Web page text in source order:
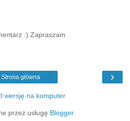
:) Zapraszam
›
Strona główna
wersję na komputer
przez usługę Blogger.